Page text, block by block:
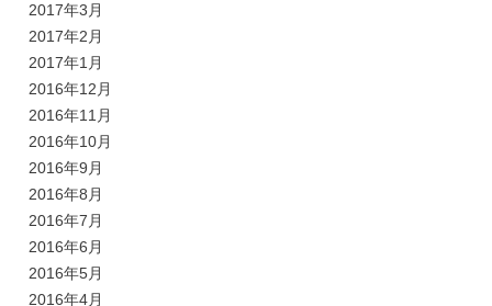
2017年3月
2017年2月
2017年1月
2016年12月
2016年11月
2016年10月
2016年9月
2016年8月
2016年7月
2016年6月
2016年5月
2016年4月